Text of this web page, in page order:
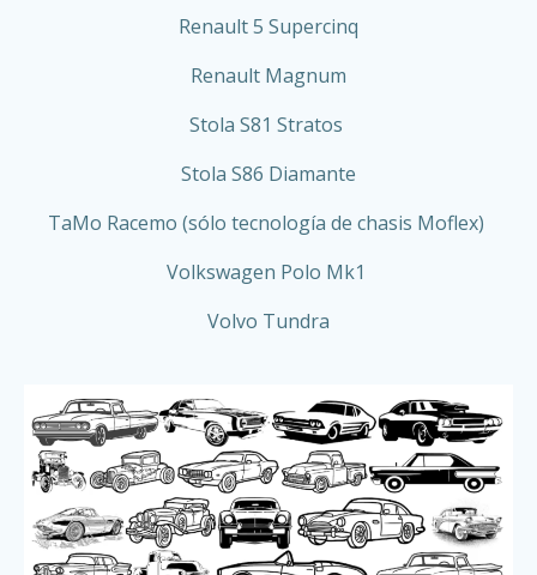
Renault 5 Supercinq
Renault Magnum
Stola S81 Stratos
Stola S86 Diamante
TaMo Racemo (sólo tecnología de chasis Moflex)
Volkswagen Polo Mk1
Volvo Tundra